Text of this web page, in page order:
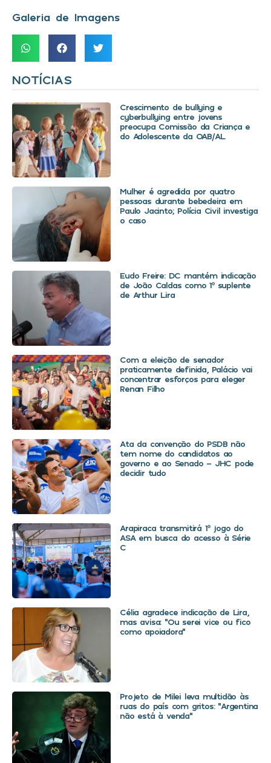
Galeria de Imagens
NOTÍCIAS
Crescimento de bullying e
cyberbullying entre jovens
preocupa Comissão da Criança e
do Adolescente da OAB/AL
Mulher é agredida por quatro
pessoas durante bebedeira em
Paulo Jacinto; Polícia Civil investiga
o caso
Eudo Freire: DC mantém indicação
de João Caldas como 1º suplente
de Arthur Lira
Com a eleição de senador
praticamente definida, Palácio vai
concentrar esforços para eleger
Renan Filho
Ata da convenção do PSDB não
tem nome do candidatos ao
governo e ao Senado – JHC pode
decidir tudo
Arapiraca transmitirá 1º jogo do
ASA em busca do acesso à Série
C
Célia agradece indicação de Lira,
mas avisa: “Ou serei vice ou fico
como apoiadora”
Projeto de Milei leva multidão às
ruas do país com gritos: “Argentina
não está à venda”